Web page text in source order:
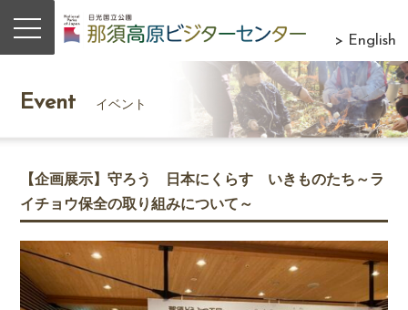
> English
Event イベント
【企画展示】守ろう 日本にくらす いきものたち～ラ
イチョウ保全の取り組みについて～